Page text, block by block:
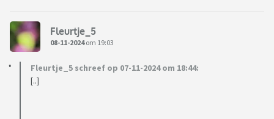
Fleurtje_5
08-11-2024om 19:03
Fleurtje_5 schreef op 07-11-2024 om 18:44:
[..]